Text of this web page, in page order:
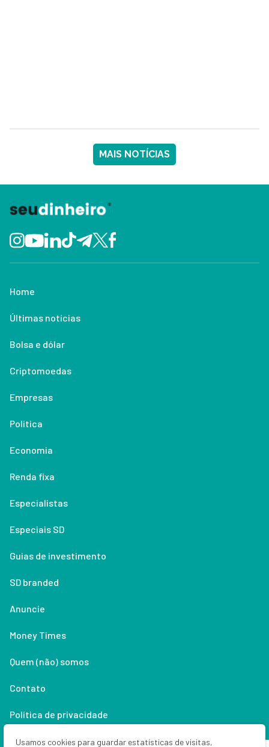
MAIS NOTÍCIAS
Home
Últimas notícias
Bolsa e dólar
Criptomoedas
Empresas
Política
Economia
Renda fixa
Especialistas
Especiais SD
Guias de investimento
SD branded
Anuncie
Money Times
Quem (não) somos
Contato
Política de privacidade
Lifestyle
Usamos cookies para guardar estatísticas de visitas,